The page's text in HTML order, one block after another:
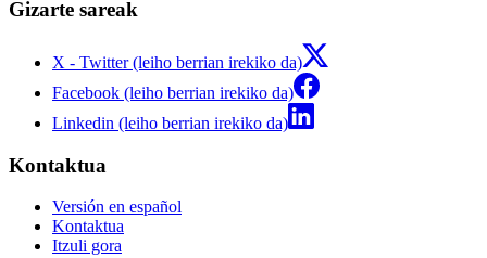
Gizarte sareak
X - Twitter (leiho berrian irekiko da)
Facebook (leiho berrian irekiko da)
Linkedin (leiho berrian irekiko da)
Kontaktua
Versión en español
Kontaktua
Itzuli gora